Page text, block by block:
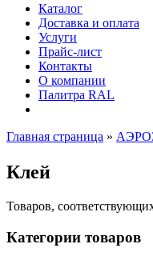
Каталог
Доставка и оплата
Услуги
Прайс-лист
Контакты
О компании
Палитра RAL
Главная страница »
Клей
Товаров,
Категории товаров